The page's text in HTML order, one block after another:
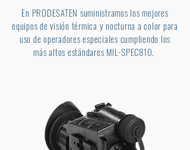
En PRODESATEN suministramos los mejores
equipos de visión térmica y nocturna a color para
uso de operadores especiales cumpliendo los
más altos estándares MIL-SPEC810. ​